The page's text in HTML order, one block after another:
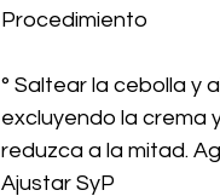
Procedimiento
° Saltear la cebolla y
excluyendo la crema
reduzca a la mitad.
Ajustar SyP